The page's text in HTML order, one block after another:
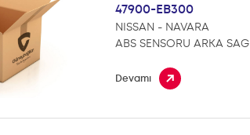
47900-EB300
NISSAN - NAVARA
ABS SENSORU ARKA SAG
Devamı